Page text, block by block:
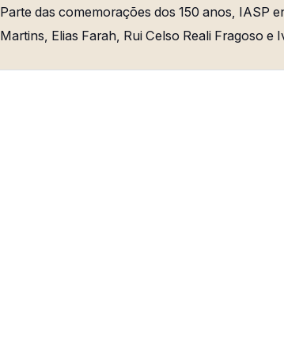
Parte das comemorações dos 150 anos, IASP
Martins, Elias Farah, Rui Celso Reali Fragoso e